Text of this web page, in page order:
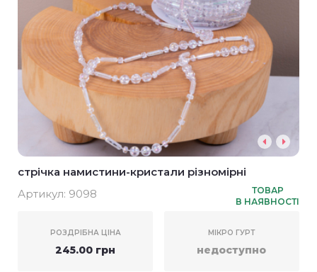
стрічка намистини-кристали різномірні
Артикул: 9098
ТОВАР
В НАЯВНОСТІ
РОЗДРІБНА ЦІНА
245.00 грн
МІКРО ГУРТ
недоступно